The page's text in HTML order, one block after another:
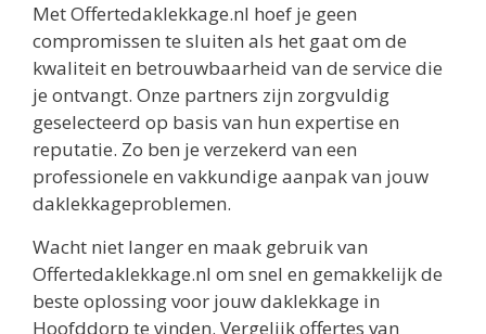
Met Offertedaklekkage.nl hoef je geen
compromissen te sluiten als het gaat om de
kwaliteit en betrouwbaarheid van de service die
je ontvangt. Onze partners zijn zorgvuldig
geselecteerd op basis van hun expertise en
reputatie. Zo ben je verzekerd van een
professionele en vakkundige aanpak van jouw
daklekkageproblemen.
Wacht niet langer en maak gebruik van
Offertedaklekkage.nl om snel en gemakkelijk de
beste oplossing voor jouw daklekkage in
Hoofddorp te vinden. Vergelijk offertes van